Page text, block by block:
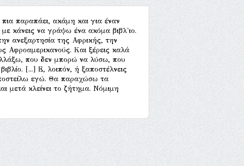
παραπάει, ακάμη και για έναν
κάνεις να γράψω ένα ακόμα βιβλ'ιο.
ανεξαρτησία της Αφρικής, την
Αφροαμερικανούς. Και ξέρεις καλά
που δεν μπορώ να λύσω, που
[...] Ε, λοιπόν, ή ξαποστέλνεις
εγώ. Θα παραχώσω τα
μετά κλείνει το ζήτημα. Νόμιμη